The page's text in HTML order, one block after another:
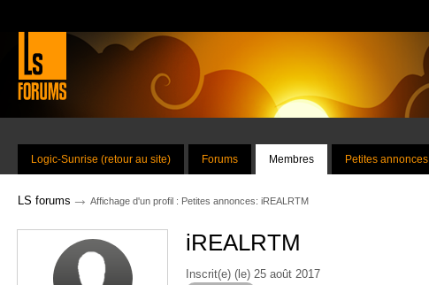
Logic-Sunrise (retour au site) Forums Membres Petites annonces
LS forums → Affichage d'un profil : Petites annonces: iREALRTM
iREALRTM
Inscrit(e) (le) 25 août 2017